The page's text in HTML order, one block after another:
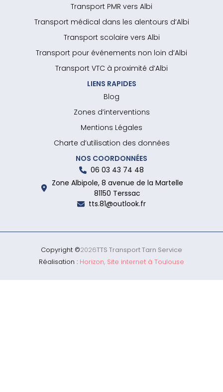
Transport PMR vers Albi
Transport médical dans les alentours d’Albi
Transport scolaire vers Albi
Transport pour événements non loin d’Albi
Transport VTC à proximité d’Albi
LIENS RAPIDES
Blog
Zones d’interventions
Mentions Légales
Charte d’utilisation des données
NOS COORDONNÉES
06 03 43 74 48
Zone Albipole, 8 avenue de la Martelle
81150 Terssac
tts.81@outlook.fr
Copyright ©2026TTS Transport Tarn Service
Réalisation : Horizon, Site internet à Toulouse